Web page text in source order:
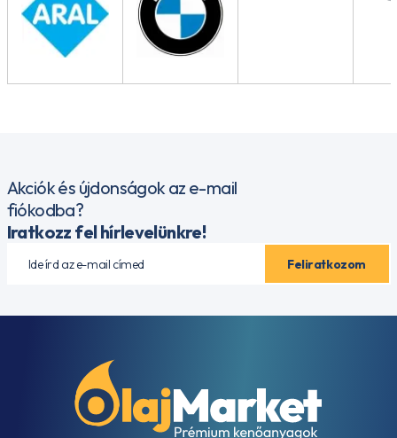
Akciók és újdonságok az e-mail
fiókodba?
Iratkozz fel hírlevelünkre!